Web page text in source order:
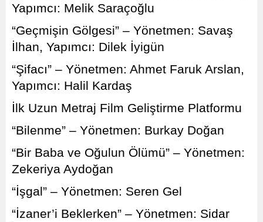
Yapımcı: Melik Saraçoğlu
“Geçmişin Gölgesi” – Yönetmen: Savaş
İlhan, Yapımcı: Dilek İyigün
“Şifacı” – Yönetmen: Ahmet Faruk Arslan,
Yapımcı: Halil Kardaş
İlk Uzun Metraj Film Geliştirme Platformu
“Bilenme” – Yönetmen: Burkay Doğan
“Bir Baba ve Oğulun Ölümü” – Yönetmen:
Zekeriya Aydoğan
“İşgal” – Yönetmen: Seren Gel
“İzaner’i Beklerken” – Yönetmen: Sidar